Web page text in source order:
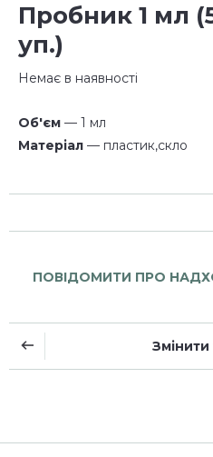
Пробник 1 мл
уп.)
Немає в наявності
Об'єм
— 1 мл
Матеріал
— пластик,скло
ПОВІДОМИТИ ПРО
Змінити